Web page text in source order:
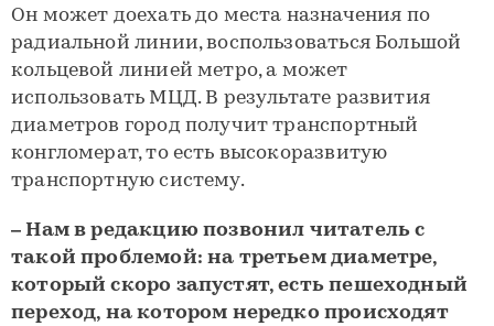
Он может доехать до места назначения по
радиальной линии, воспользоваться Большой
кольцевой линией метро, а может
использовать МЦД. В результате развития
диаметров город получит транспортный
конгломерат, то есть высокоразвитую
транспортную систему.
– Нам в редакцию позвонил читатель с
такой проблемой: на третьем диаметре,
который скоро запустят, есть пешеходный
переход, на котором нередко происходят